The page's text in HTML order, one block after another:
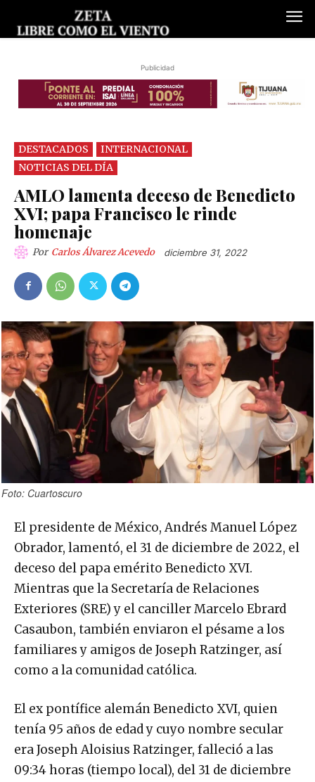
Publicidad
DESTACADOS
INTERNACIONAL
NOTICIAS DEL DÍA
AMLO lamenta deceso de Benedicto
XVI; papa Francisco le rinde
homenaje
Por Carlos Álvarez Acevedo diciembre 31, 2022
Foto: Cuartoscuro
El presidente de México, Andrés Manuel López
Obrador, lamentó, el 31 de diciembre de 2022, el
deceso del papa emérito Benedicto XVI.
Mientras que la Secretaría de Relaciones
Exteriores (SRE) y el canciller Marcelo Ebrard
Casaubon, también enviaron el pésame a los
familiares y amigos de Joseph Ratzinger, así
como a la comunidad católica.
El ex pontífice alemán Benedicto XVI, quien
tenía 95 años de edad y cuyo nombre secular
era Joseph Aloisius Ratzinger, falleció a las
09:34 horas (tiempo local), del 31 de diciembre